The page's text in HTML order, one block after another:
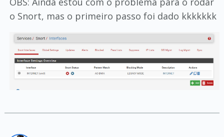
o Snort, mas o primeiro passo foi dado kkkkkkk